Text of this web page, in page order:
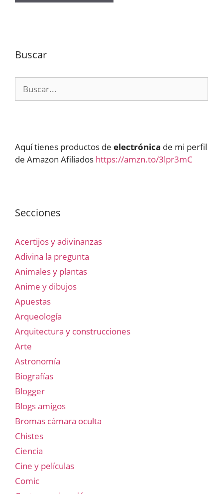
Buscar
Aquí tienes productos de electrónica de mi perfil
de Amazon Afiliados https://amzn.to/3lpr3mC
Secciones
Acertijos y adivinanzas
Adivina la pregunta
Animales y plantas
Anime y dibujos
Apuestas
Arqueología
Arquitectura y construcciones
Arte
Astronomía
Biografías
Blogger
Blogs amigos
Bromas cámara oculta
Chistes
Ciencia
Cine y películas
Comic